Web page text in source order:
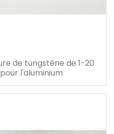
de tungstène de 1-20
l'aluminium